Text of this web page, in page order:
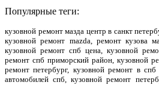
Популярные теги:
кузовной ремонт мазда центр в санкт
кузовной ремонт mazda, ремонт кузова
кузовной ремонт спб цена, кузовной
ремонт спб приморский район, кузовной
ремонт петербург, кузовной ремонт в
автомобилей спб, кузовной ремонт